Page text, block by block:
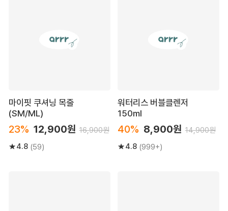
마이핏 쿠셔닝 목줄
(SM/ML)
23% 12,900원 16,900원
4.8 (59)
워터리스 버블클렌저
150ml
40% 8,900원 14,900원
4.8 (999+)